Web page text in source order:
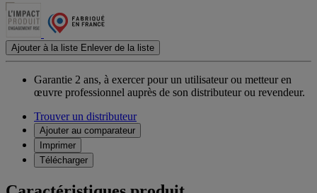
Ajouter à la liste Enlever de la liste
Garantie 2 ans, à exercer pour un utilisateur ou metteur en
œuvre professionnel auprès de son distributeur ou revendeur.
Trouver un distributeur
Ajouter au comparateur
Imprimer
Télécharger